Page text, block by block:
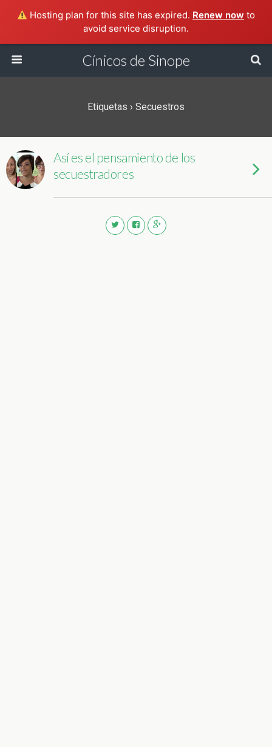
Hosting plan for this site has expired. Renew now to
avoid service disruption.
Cínicos de Sinope
Etiquetas › Secuestros
Así es el pensamiento de los
secuestradores